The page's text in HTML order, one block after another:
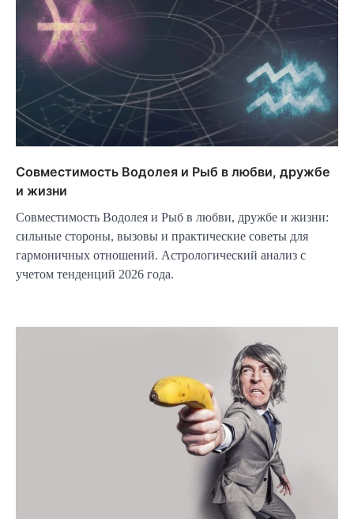
Совместимость Водолея и Рыб в любви, дружбе
и жизни
Совместимость Водолея и Рыб в любви, дружбе и жизни:
сильные стороны, вызовы и практические советы для
гармоничных отношений. Астрологический анализ с
учетом тенденций 2026 года.